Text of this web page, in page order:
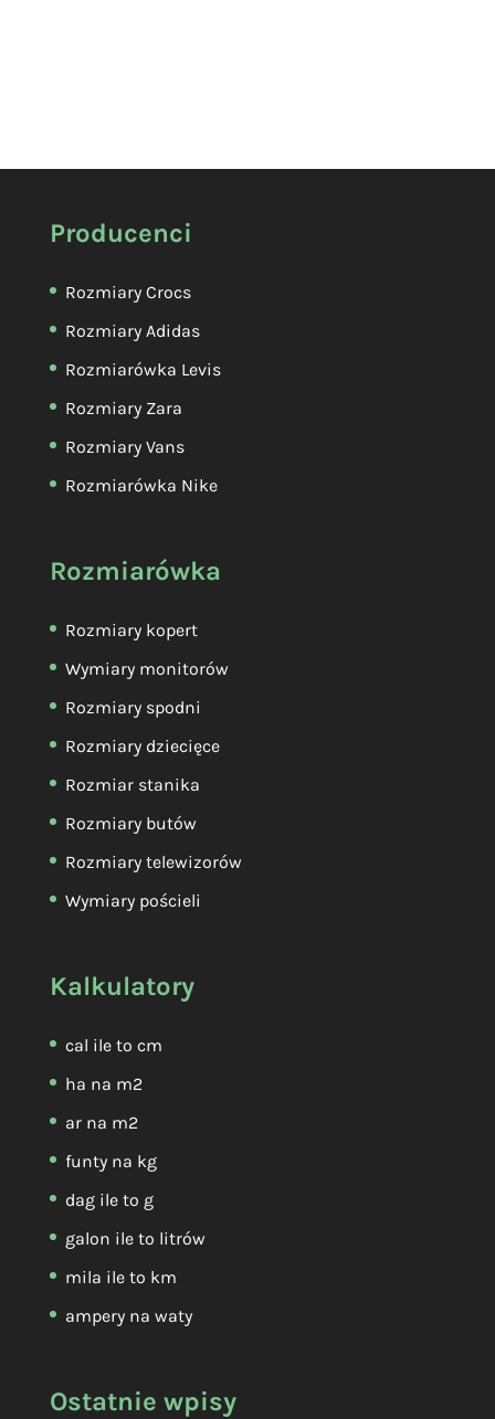
Producenci
Rozmiary Crocs
Rozmiary Adidas
Rozmiarówka Levis
Rozmiary Zara
Rozmiary Vans
Rozmiarówka Nike
Rozmiarówka
Rozmiary kopert
Wymiary monitorów
Rozmiary spodni
Rozmiary dziecięce
Rozmiar stanika
Rozmiary butów
Rozmiary telewizorów
Wymiary pościeli
Kalkulatory
cal ile to cm
ha na m2
ar na m2
funty na kg
dag ile to g
galon ile to litrów
mila ile to km
ampery na waty
Ostatnie wpisy